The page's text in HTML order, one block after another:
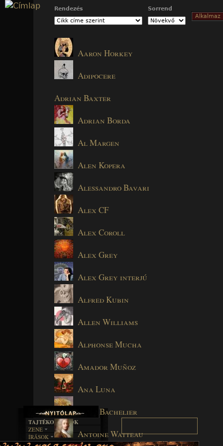
Jump to navigation
Rendezés Sorrend
Aaron Horkey
Adipocere
Adrian Baxter
Adrian Borda
Al Margen
Alen Kopera
Alessandro Bavari
Alex CF
Alex Coroll
Alex Grey
Alex Grey interjú
Alfred Kubin
Allen Williams
Alphonse Mucha
Amador Muñoz
Ana Luna
Anne Bachelier
Antoine Watteau
TAJTÉKOS LAPOK
ZENE
EGYÜTTESEK
ÍRÁSOK
BOSZORKÁNYKONYHA